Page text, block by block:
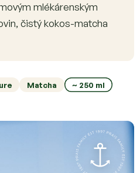
mlékárenským
čistý kokos-matcha
Matcha
~ 250 ml